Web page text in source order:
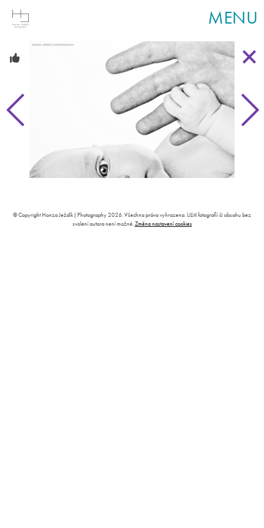
MENU
© Copyright Honza Ježdík | Photography 2026. Všechna práva vyhrazena. Užití fotografií či obsahu bez
svolení autora není možné.Změna nastavení cookies